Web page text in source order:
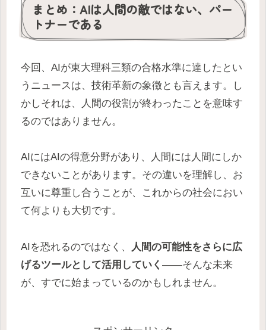
まとめ：AIは人間の敵ではない、パー
トナーである
今回、AIが東大理科三類の合格水準に達したとい
うニュースは、技術革新の象徴とも言えます。し
かしそれは、人間の役割が終わったことを意味す
るのではありません。
AIにはAIの得意分野があり、人間には人間にしか
できないことがあります。その違いを理解し、お
互いに尊重し合うことが、これからの社会におい
て何よりも大切です。
AIを恐れるのではなく、
人間の可能性をさらに広
げるツールとして活用していく ――そんな未来
が、すでに始まっているのかもしれません。